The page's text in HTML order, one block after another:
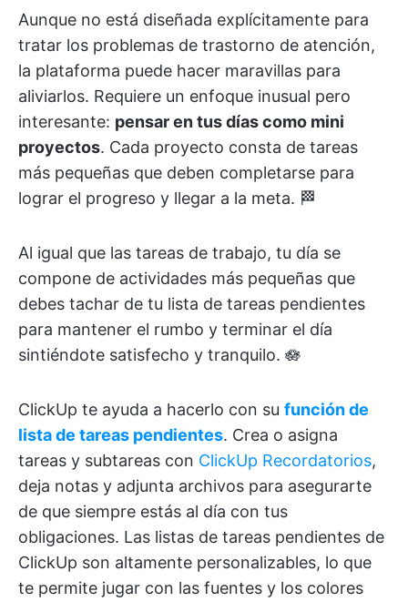
Aunque no está diseñada explícitamente para
tratar los problemas de trastorno de atención,
la plataforma puede hacer maravillas para
aliviarlos. Requiere un enfoque inusual pero
interesante: pensar en tus días como mini
proyectos. Cada proyecto consta de tareas
más pequeñas que deben completarse para
lograr el progreso y llegar a la meta. 🏁
Al igual que las tareas de trabajo, tu día se
compone de actividades más pequeñas que
debes tachar de tu lista de tareas pendientes
para mantener el rumbo y terminar el día
sintiéndote satisfecho y tranquilo. 🪷
ClickUp te ayuda a hacerlo con su función de
lista de tareas pendientes. Crea o asigna
tareas y subtareas con ClickUp Recordatorios,
deja notas y adjunta archivos para asegurarte
de que siempre estás al día con tus
obligaciones. Las listas de tareas pendientes de
ClickUp son altamente personalizables, lo que
te permite jugar con las fuentes y los colores